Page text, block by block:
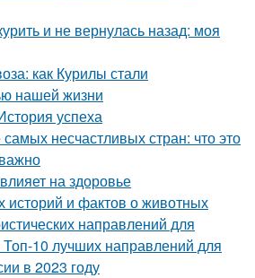
и не вернулась назад: моя
как Курилы стали
нашей жизни
успеха
несчастливых стран: что это
на здоровье
историй и фактов о животных
направлений для
Топ-10 лучших направлений для
в 2023 году